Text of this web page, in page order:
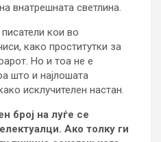
внатрешната светлина.
кои во
како проститутки за
Но и тоа не е
што и најлошата
исклучителен настан.
број на луѓе се
Ако толку ги